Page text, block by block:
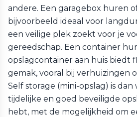
andere. Een garagebox huren
bijvoorbeeld ideaal voor
een veilige plek zoekt voor je
gereedschap. Een container
opslagcontainer aan huis biedt
gemak, vooral bij verhuizingen
Self storage (mini-opslag) is dan
tijdelijke en goed beveiligde
hebt, met de mogelijkheid om